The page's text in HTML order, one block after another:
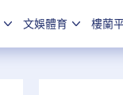
文娛體育 樓蘭